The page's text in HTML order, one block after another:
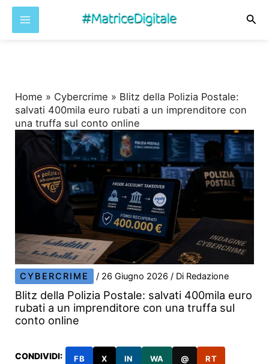
Home » Cybercrime » Blitz della Polizia Postale:
salvati 400mila euro rubati a un imprenditore con
una truffa sul conto online
CYBERCRIME / 26 Giugno 2026/ Di Redazione
Blitz della Polizia Postale: salvati 400mila euro
rubati a un imprenditore con una truffa sul
conto online
CONDIVIDI: FB X IN WA @ RT